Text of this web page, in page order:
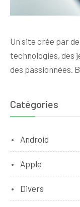
Un site crée par
technologies, des
des passionnées.
Catégories
Android
Apple
Divers